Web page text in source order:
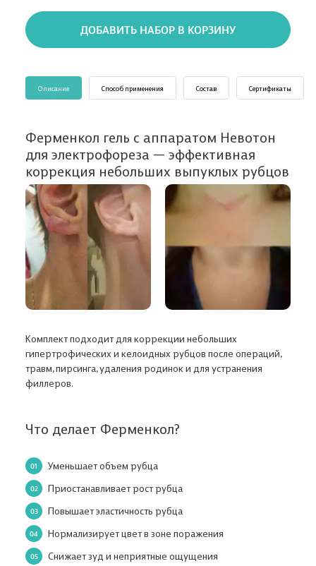
ДОБАВИТЬ НАБОР В КОРЗИНУ
Описание Способ применения Состав Сертификаты
Ферменкол гель с аппаратом Невотон
для электрофореза — эффективная
коррекция небольших выпуклых рубцов
Комплект подходит для коррекции небольших
гипертрофических и келоидных рубцов после операций,
травм, пирсинга, удаления родинок и для устранения
филлеров.
Что делает Ферменкол?
Уменьшает объем рубца
Приостанавливает рост рубца
Повышает эластичность рубца
Нормализирует цвет в зоне поражения
Снижает зуд и неприятные ощущения